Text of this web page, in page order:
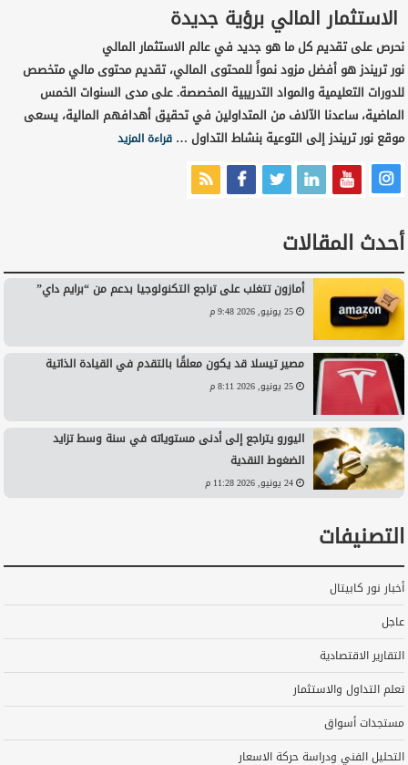
الاستثمار المالي برؤية جديدة
نحرص على تقديم كل ما هو جديد في عالم الاستثمار المالي
نور تريندز هو أفضل مزود نمواً للمحتوى المالي، تقديم محتوى مالي متخصص
للدورات التعليمية والمواد التدريبية المخصصة. على مدى السنوات الخمس
الماضية، ساعدنا الآلاف من المتداولين في تحقيق أهدافهم المالية، يسعى
موقع نور تريندز إلى التوعية بنشاط التداول …قراءة المزيد
أحدث المقالات
أمازون تتغلب على تراجع التكنولوجيا بدعم من “برايم داي”
25 يونيو, 2026 9:48 م
مصير تيسلا قد يكون معلقًا بالتقدم في القيادة الذاتية
25 يونيو, 2026 8:11 م
اليورو يتراجع إلى أدنى مستوياته في سنة وسط تزايد
الضغوط النقدية
24 يونيو, 2026 11:28 م
التصنيفات
أخبار نور كابيتال
عاجل
التقارير الاقتصادية
تعلم التداول والاستثمار
مستجدات أسواق
التحليل الفني ودراسة حركة الاسعار